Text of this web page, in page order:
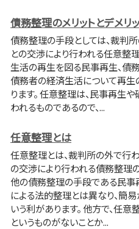
債務整理のメリットとデメリ
債務整理の手段としては、裁判
との交渉により行われる任意整
生活の再生を図る民事再生、債
債務者の経済生活について再
ります。 任意整理は、民事再生
われるものであるので、...
任意整理とは
任意整理とは、裁判所の外で行
の交渉により行われる債務整理
他の債務整理の手段である民
による法的整理とは異なり、簡
いう利があります。 他方で、任
というものがないことか...